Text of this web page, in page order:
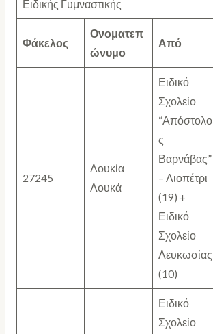
Ειδικής Γυμναστικής
Φάκελος
Ονοματεπ
ώνυμο
Από
27245
Λουκία
Λουκά
Ειδικό
Σχολείο
“Απόστολο
ς
Βαρνάβας”
– Λιοπέτρι
(19) +
Ειδικό
Σχολείο
Λευκωσίας
(10)
Ειδικό
Σχολείο